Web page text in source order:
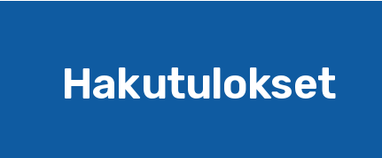
Hakutulokset